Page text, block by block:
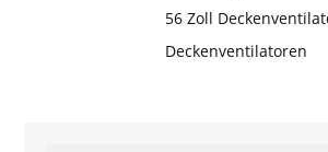
56 Zoll
Deckenventilatoren